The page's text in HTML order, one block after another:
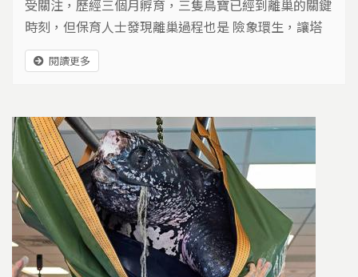
受關注，歷經三個月孵育，三隻鳥寶已經到離巢的關鍵
時刻，但保育人士發現離巢過程也是 險象環生，讓塔
下守護人士時時揪心。 有鳥友拍到，東方白鸛親鳥在
飛行時撞上電線，嘴中巢材掉落，羽毛四散的畫面；以
東方白鸛雛鳥在礙子處，照片提供/吳明宜 風險還不只
於此，當親鳥帶雛鳥到河床覓食，出現一群流浪犬
隻，...
閱讀更多